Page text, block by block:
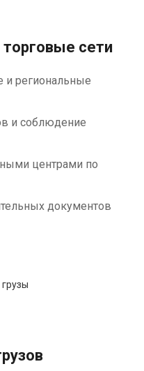
сети
и региональные
и соблюдение
центрами по
документов